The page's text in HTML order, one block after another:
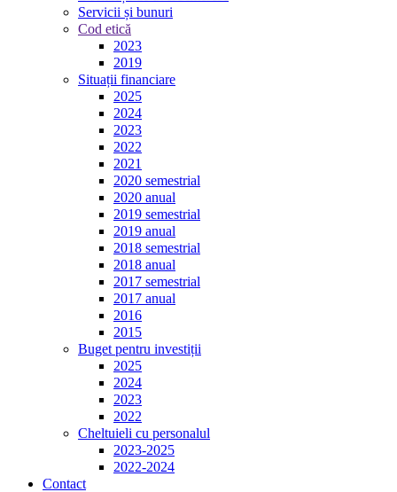
Servicii și bunuri
Cod etică
2023
2019
Situații financiare
2025
2024
2023
2022
2021
2020 semestrial
2020 anual
2019 semestrial
2019 anual
2018 semestrial
2018 anual
2017 semestrial
2017 anual
2016
2015
Buget pentru investiții
2025
2024
2023
2022
Cheltuieli cu personalul
2023-2025
2022-2024
Contact